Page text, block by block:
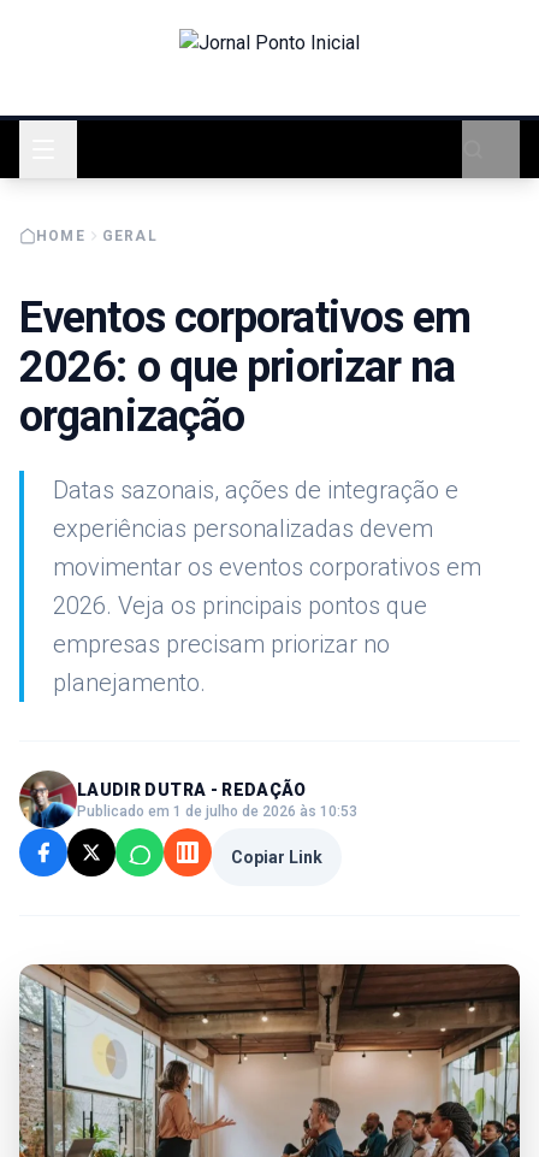
HOME GERAL
Eventos corporativos em
2026: o que priorizar na
organização
Datas sazonais, ações de integração e
experiências personalizadas devem
movimentar os eventos corporativos em
2026. Veja os principais pontos que
empresas precisam priorizar no
planejamento.
LAUDIR DUTRA - REDAÇÃO
Publicado em 1 de julho de 2026 às 10:53
Copiar Link